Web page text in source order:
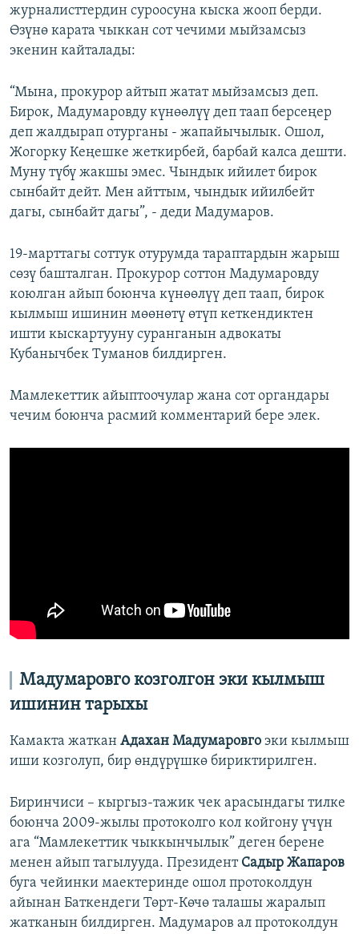
журналисттердин суроосуна кыска жооп берди.
Өзүнө карата чыккан сот чечими мыйзамсыз
экенин кайталады:
“Мына, прокурор айтып жатат мыйзамсыз деп.
Бирок, Мадумаровду күнөөлүү деп таап берсеңер
деп жалдырап отурганы - жапайычылык. Ошол,
Жогорку Кеңешке жеткирбей, барбай калса дешти.
Муну түбү жакшы эмес. Чындык ийилет бирок
сынбайт дейт. Мен айттым, чындык ийилбейт
дагы, сынбайт дагы”, - деди Мадумаров.
19-марттагы соттук отурумда тараптардын жарыш
сөзү башталган. Прокурор соттон Мадумаровду
коюлган айып боюнча күнөөлүү деп таап, бирок
кылмыш ишинин мөөнөтү өтүп кеткендиктен
ишти кыскартууну суранганын адвокаты
Кубанычбек Туманов билдирген.
Мамлекеттик айыптоочулар жана сот органдары
чечим боюнча расмий комментарий бере элек.
Мадумаровго козголгон эки кылмыш
ишинин тарыхы
Камакта жаткан Адахан Мадумаровго эки кылмыш
иши козголуп, бир өндүрүшкө бириктирилген.
Биринчиси – кыргыз-тажик чек арасындагы тилке
боюнча 2009-жылы протоколго кол койгону үчүн
ага “Мамлекеттик чыккынчылык” деген берене
менен айып тагылууда. Президент Садыр Жапаров
буга чейинки маектеринде ошол протоколдун
айынан Баткендеги Төрт-Көчө талашы жаралып
жатканын билдирген. Мадумаров ал протоколдун